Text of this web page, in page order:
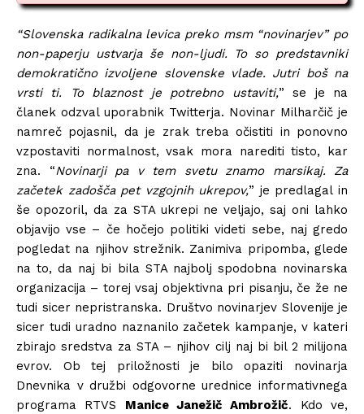
“Slovenska radikalna levica preko msm “novinarjev” po
non-paperju ustvarja še non-ljudi. To so predstavniki
demokratično izvoljene slovenske vlade. Jutri boš na
vrsti ti. To blaznost je potrebno ustaviti,” se je na
članek odzval uporabnik Twitterja. Novinar Milharčič je
namreč pojasnil, da je zrak treba očistiti in ponovno
vzpostaviti normalnost, vsak mora narediti tisto, kar
zna. “Novinarji pa v tem svetu znamo marsikaj. Za
začetek zadošča pet vzgojnih ukrepov,” je predlagal in
še opozoril, da za STA ukrepi ne veljajo, saj oni lahko
objavijo vse – če hočejo politiki videti sebe, naj gredo
pogledat na njihov strežnik. Zanimiva pripomba, glede
na to, da naj bi bila STA najbolj spodobna novinarska
organizacija – torej vsaj objektivna pri pisanju, če že ne
tudi sicer nepristranska. Društvo novinarjev Slovenije je
sicer tudi uradno naznanilo začetek kampanje, v kateri
zbirajo sredstva za STA – njihov cilj naj bi bil 2 milijona
evrov. Ob tej priložnosti je bilo opaziti novinarja
Dnevnika v družbi odgovorne urednice informativnega
programa RTVS Manice Janežič Ambrožič. Kdo ve,